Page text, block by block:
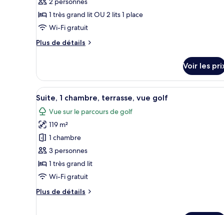
type
de
chambre :
Suite
vue
jardin
1 très grand lit OU 2 lits 1 place
Wi-Fi gratuit
Plus de détails
Plus
le
type
de
chambre
Suite
Junior,
terrasse,
vue
jardin
Voir les
Afficher
toutes
les
photos
pour
ce
type
de
chambre :
Suite,
Un salon moderne doté
5
Suite, 1 chambre, terrasse, vue golf
Vue sur le parcours de golf
119 m²
1 chambre
3 personnes
1 très grand lit
Wi-Fi gratuit
Plus de détails
Plus